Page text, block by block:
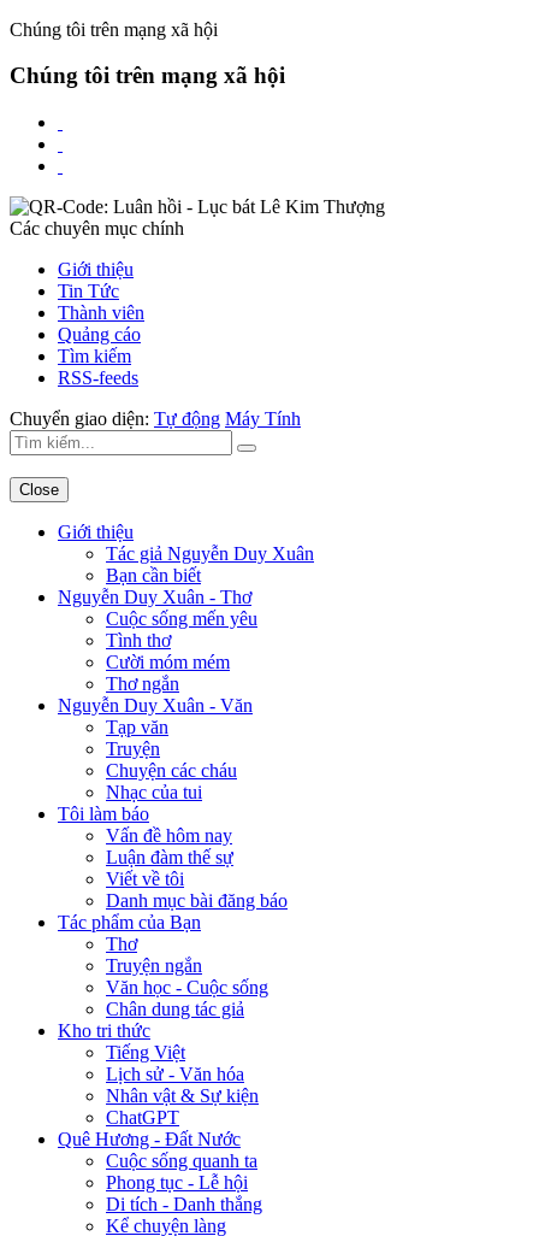
Chúng tôi trên mạng xã hội
Chúng tôi trên mạng xã hội
Các chuyên mục chính
Giới thiệu
Tin Tức
Thành viên
Quảng cáo
Tìm kiếm
RSS-feeds
Chuyển giao diện: Tự động Máy Tính
Close
Giới thiệu
Tác giả Nguyễn Duy Xuân
Bạn cần biết
Nguyễn Duy Xuân - Thơ
Cuộc sống mến yêu
Tình thơ
Cười móm mém
Thơ ngắn
Nguyễn Duy Xuân - Văn
Tạp văn
Truyện
Chuyện các cháu
Nhạc của tui
Tôi làm báo
Vấn đề hôm nay
Luận đàm thế sự
Viết về tôi
Danh mục bài đăng báo
Tác phẩm của Bạn
Thơ
Truyện ngắn
Văn học - Cuộc sống
Chân dung tác giả
Kho tri thức
Tiếng Việt
Lịch sử - Văn hóa
Nhân vật & Sự kiện
ChatGPT
Quê Hương - Đất Nước
Cuộc sống quanh ta
Phong tục - Lễ hội
Di tích - Danh thắng
Kể chuyện làng